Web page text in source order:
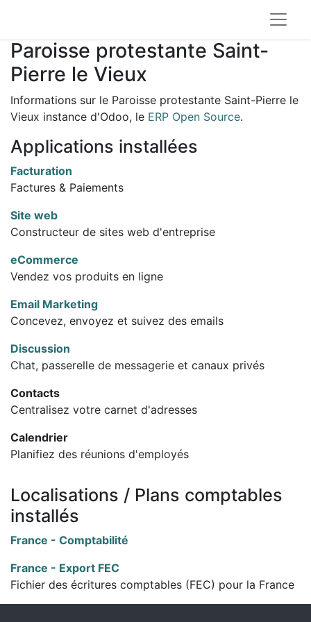
Paroisse protestante Saint-
Pierre le Vieux
Informations sur le Paroisse protestante Saint-Pierre le
Vieux instance d'Odoo, le ERP Open Source.
Applications installées
Facturation
Factures & Paiements
Site web
Constructeur de sites web d'entreprise
eCommerce
Vendez vos produits en ligne
Email Marketing
Concevez, envoyez et suivez des emails
Discussion
Chat, passerelle de messagerie et canaux privés
Contacts
Centralisez votre carnet d'adresses
Calendrier
Planifiez des réunions d'employés
Localisations / Plans comptables
installés
France - Comptabilité
France - Export FEC
Fichier des écritures comptables (FEC) pour la France